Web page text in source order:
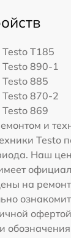
Testo T185
Testo 890-1
Testo 885
Testo 870-2
Testo 869
и
Testo
Наш
на